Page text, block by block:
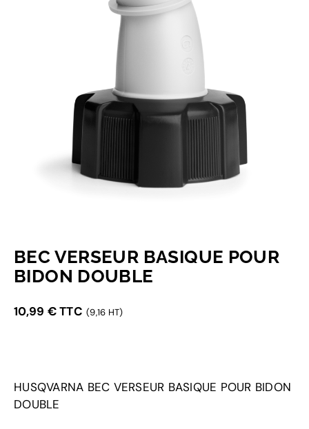
BEC VERSEUR BASIQUE POUR
BIDON DOUBLE
10,99 €TTC (9,16 HT)
HUSQVARNA BEC VERSEUR BASIQUE POUR BIDON
DOUBLE